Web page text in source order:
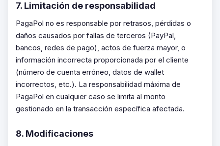
7. Limitación de responsabilidad
PagaPol no es responsable por retrasos, pérdidas o
daños causados por fallas de terceros (PayPal,
bancos, redes de pago), actos de fuerza mayor, o
información incorrecta proporcionada por el cliente
(número de cuenta erróneo, datos de wallet
incorrectos, etc.). La responsabilidad máxima de
PagaPol en cualquier caso se limita al monto
gestionado en la transacción específica afectada.
8. Modificaciones